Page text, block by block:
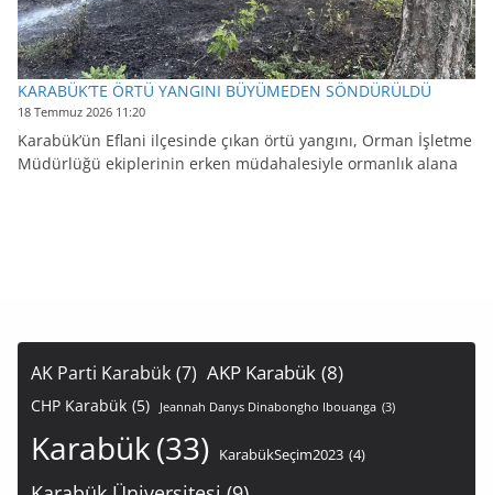
KARABÜK’TE ÖRTÜ YANGINI BÜYÜMEDEN SÖNDÜRÜLDÜ
18 Temmuz 2026 11:20
Karabük’ün Eflani ilçesinde çıkan örtü yangını, Orman İşletme
Müdürlüğü ekiplerinin erken müdahalesiyle ormanlık alana
AK Parti Karabük (7) AKP Karabük (8)
CHP Karabük (5) Jeannah Danys Dinabongho Ibouanga (3)
Karabük(33) KarabükSeçim2023 (4)